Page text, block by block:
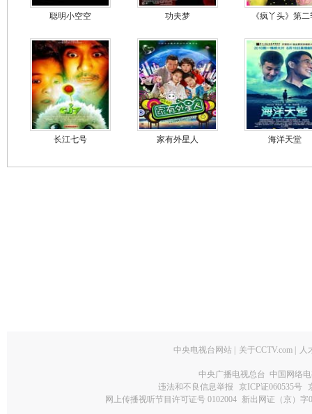
聪明小空空 功夫梦 《疯丫头》第二
长江七号 家有外星人 海洋天堂
中央电视台网站 关于CCTV.com 人
中央广播电视总台 中国网络
违法和不良信息举报
京ICP证060535号
网上传播视听节目许可证号 0102004 新出网证（京）